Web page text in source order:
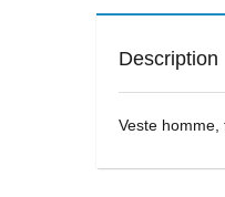
Description
Veste homme,